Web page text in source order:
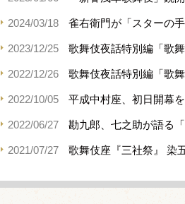
2024/03/18 雀右衛門が「スターの
2023/12/25 歌舞伎夜話特別編「歌
2022/12/26 歌舞伎夜話特別編「歌
2022/10/05 平成中村座、初日開幕
2022/06/27 勘九郎、七之助が語る
2021/07/27 歌舞伎座『三社祭』 染